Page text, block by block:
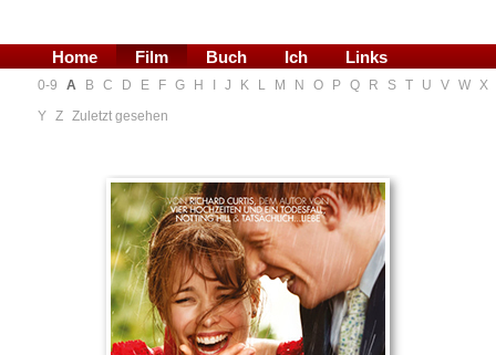
Home Film Buch Ich Links
0-9 A B C D E F G H J K L M N O P Q R S T U V W X
Y Z Zuletzt gesehen